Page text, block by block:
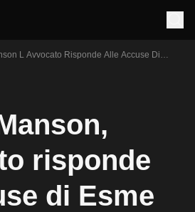
L Avvocato Risponde Alle Accuse Di
risponde
di Esme